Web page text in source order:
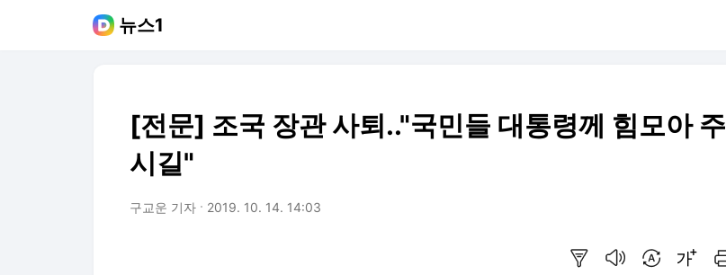
뉴스1
[전문] 조국 장관 사퇴.."국민들 대통령께 힘모아 주
시길"
구교운 기자 2019. 10. 14. 14:03